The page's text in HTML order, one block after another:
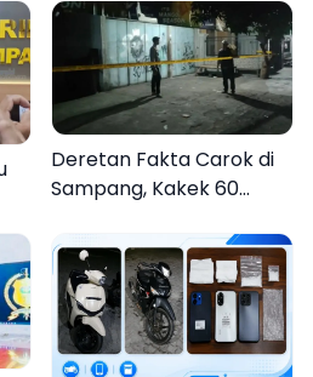
Deretan Fakta Carok di
Sampang, Kakek 60
Pria